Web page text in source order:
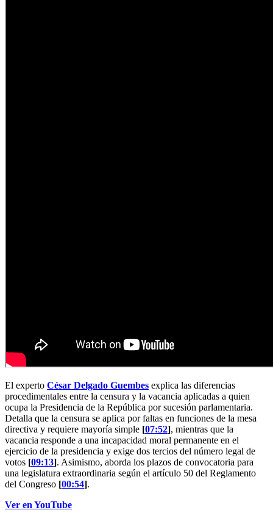
El experto César Delgado Guembes explica las diferencias
procedimentales entre la censura y la vacancia aplicadas a quien
ocupa la Presidencia de la República por sucesión parlamentaria.
Detalla que la censura se aplica por faltas en funciones de la mesa
directiva y requiere mayoría simple [07:52], mientras que la
vacancia responde a una incapacidad moral permanente en el
ejercicio de la presidencia y exige dos tercios del número legal de
votos [09:13]. Asimismo, aborda los plazos de convocatoria para
una legislatura extraordinaria según el artículo 50 del Reglamento
del Congreso [00:54].
Ver en YouTube